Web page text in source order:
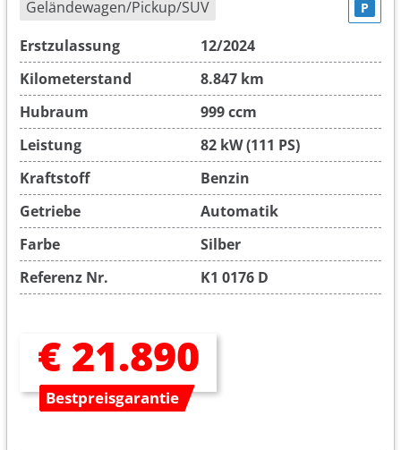
Geländewagen/Pickup/SUV P
Erstzulassung
12/2024
Kilometerstand
8.847 km
Hubraum
999 ccm
Leistung
82 kW (111 PS)
Kraftstoff
Benzin
Getriebe
Automatik
Farbe
Silber
Referenz Nr.
K1 0176 D
€ 21.890
Bestpreisgarantie